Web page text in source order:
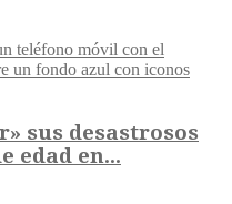
sus desastrosos
edad en...